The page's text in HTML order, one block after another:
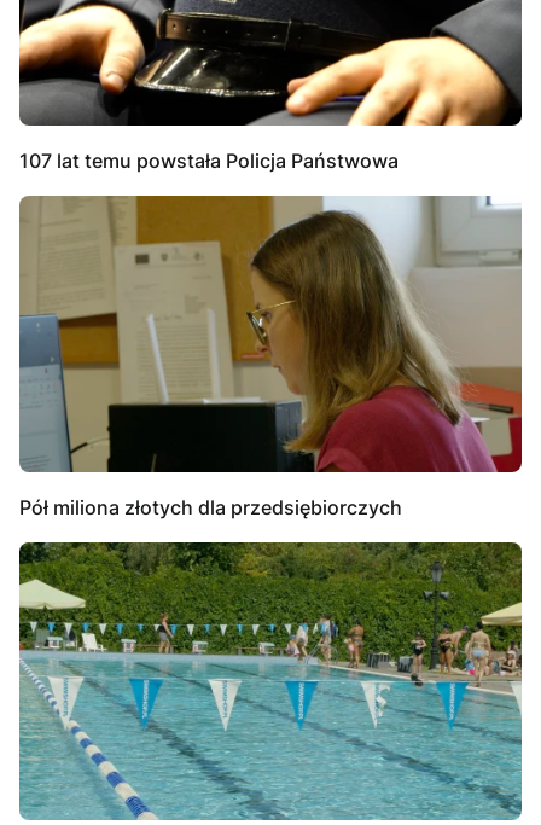
107 lat temu powstała Policja Państwowa
Pół miliona złotych dla przedsiębiorczych